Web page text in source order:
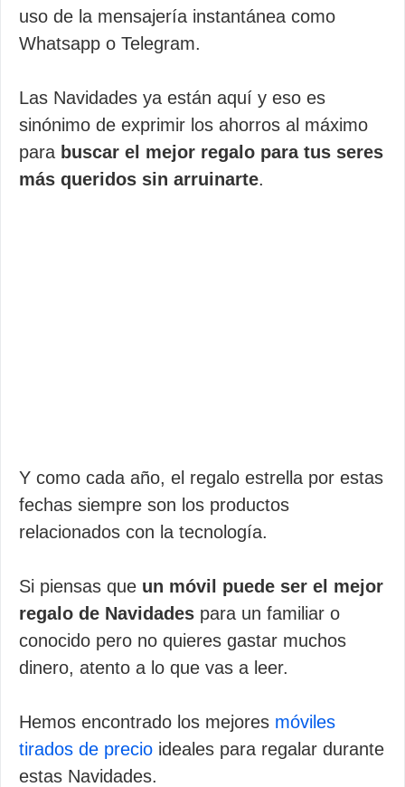
uso de la mensajería instantánea como
Whatsapp o Telegram.
Las Navidades ya están aquí y eso es
sinónimo de exprimir los ahorros al máximo
para buscar el mejor regalo para tus seres
más queridos sin arruinarte.
Y como cada año, el regalo estrella por estas
fechas siempre son los productos
relacionados con la tecnología.
Si piensas que un móvil puede ser el mejor
regalo de Navidades para un familiar o
conocido pero no quieres gastar muchos
dinero, atento a lo que vas a leer.
Hemos encontrado los mejores móviles
tirados de precio ideales para regalar durante
estas Navidades.